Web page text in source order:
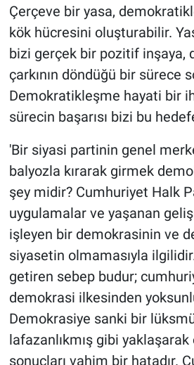
Çerçeve bir yasa,
kök hücresini oluşturabilir.
bizi gerçek bir pozitif inşaya,
çarkının döndüğü bir sürece
Demokratikleşme hayati bir
sürecin başarısı bizi bu
'Bir siyasi partinin genel
balyozla kırarak girmek
şey midir? Cumhuriyet Halk
uygulamalar ve yaşanan
işleyen bir demokrasinin ve
siyasetin olmamasıyla
getiren sebep budur;
demokrasi ilkesinden
Demokrasiye sanki bir
lafazanlıkmış gibi
sonuçları vahim bir hatadır.